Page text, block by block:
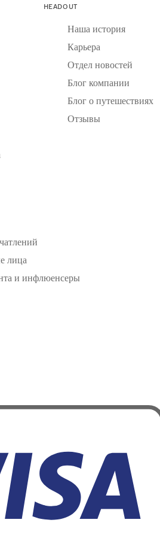
HEADOUT
Наша история
Карьера
Отдел новостей
Блог компании
Блог о путешествиях
Отзывы
лица
и инфлюенсеры